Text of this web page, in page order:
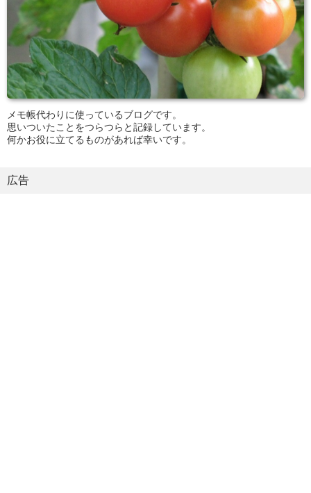
メモ帳代わりに使っているブログです。
思いついたことをつらつらと記録しています。
何かお役に立てるものがあれば幸いです。
広告